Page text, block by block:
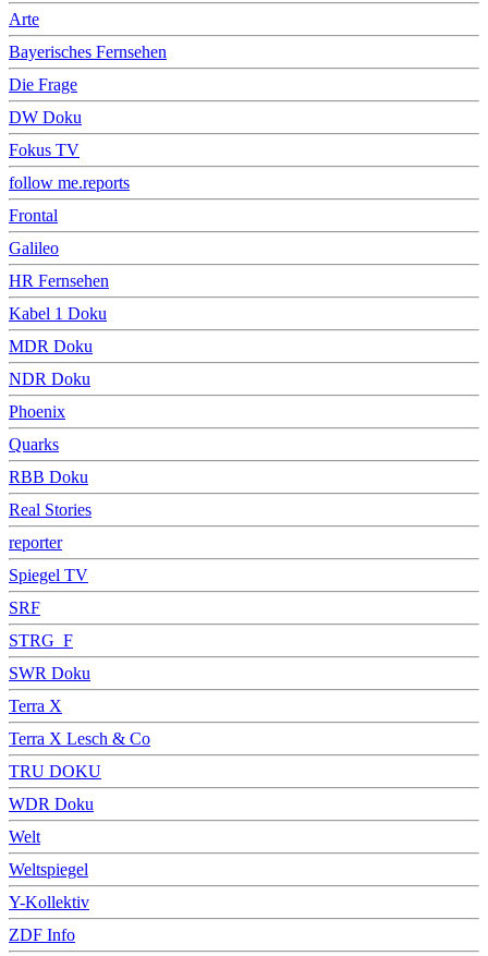
Arte
Bayerisches Fernsehen
Die Frage
DW Doku
Fokus TV
follow me.reports
Frontal
Galileo
HR Fernsehen
Kabel 1 Doku
MDR Doku
NDR Doku
Phoenix
Quarks
RBB Doku
Real Stories
reporter
Spiegel TV
SRF
STRG_F
SWR Doku
Terra X
Terra X Lesch & Co
TRU DOKU
WDR Doku
Welt
Weltspiegel
Y-Kollektiv
ZDF Info